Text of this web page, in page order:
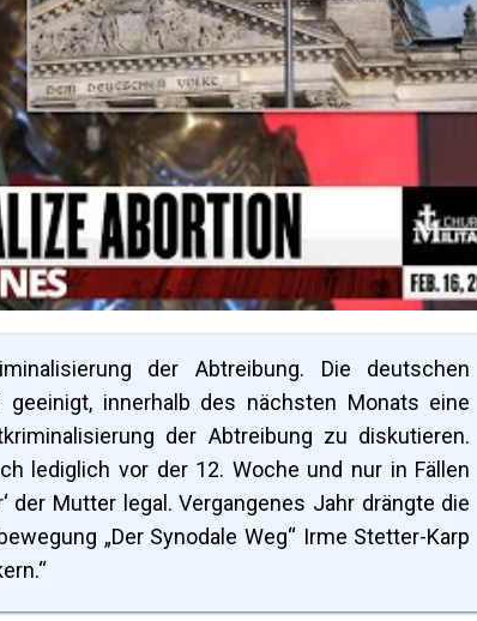
der Abtreibung. Die deutschen
innerhalb des nächsten Monats eine
der Abtreibung zu diskutieren.
lediglich vor der 12. Woche und nur in Fällen
der Mutter legal. Vergangenes Jahr drängte die
„Der Synodale Weg“ Irme Stetter-Karp